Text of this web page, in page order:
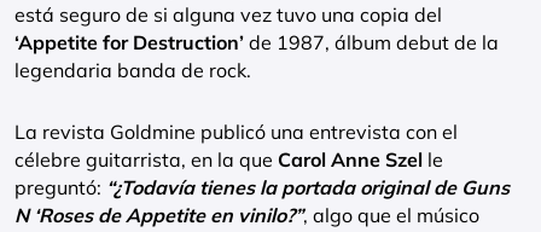
está seguro de si alguna vez tuvo una copia del
‘Appetite for Destruction’ de 1987, álbum debut de la
legendaria banda de rock.
La revista Goldmine publicó una entrevista con el
célebre guitarrista, en la que Carol Anne Szel le
preguntó: “¿Todavía tienes la portada original de Guns
N ‘Roses de Appetite en vinilo?”, algo que el músico